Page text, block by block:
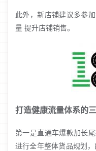
此外，新店铺建议多参
量 提升店铺销售。
打造健康流量体系的
第一是直通车爆款加长
进行全年整体货品规划